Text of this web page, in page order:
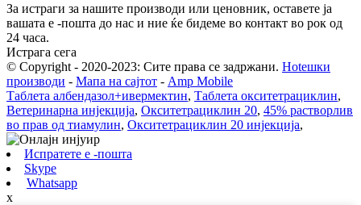
За истраги за нашите производи или ценовник, оставете ја
вашата е -пошта до нас и ние ќе бидеме во контакт во рок од
24 часа.
Истрага сега
© Copyright - 2020-2023: Сите права се задржани. Hotешки
производи - Мапа на сајтот - Amp Mobile
Таблета албендазол+ивермектин, Таблета окситетрациклин,
Ветеринарна инјекција, Окситетрациклин 20, 45% растворлив
во прав од тиамулин, Окситетрациклин 20 инјекција,
Испратете е -пошта
Skype
Whatsapp
x